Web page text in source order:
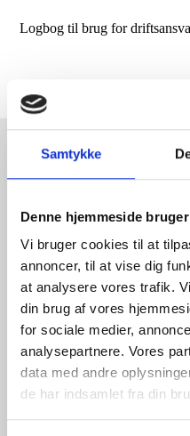
Samtykke
Denne hjemmeside
Vi bruger cookies til at
annoncer, til at vise dig
at analysere vores trafik.
din brug af vores
for sociale medier,
analysepartnere. Vores
data med andre
de har indsamlet fra din
Logbog til brug for
Kontakt
kontakt@bjerrebyvand.dk
25700679
20701302
Adresse